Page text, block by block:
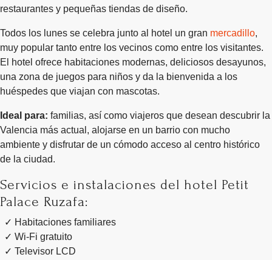
restaurantes y pequeñas tiendas de diseño.
Todos los lunes se celebra junto al hotel un gran mercadillo,
muy popular tanto entre los vecinos como entre los visitantes.
El hotel ofrece habitaciones modernas, deliciosos desayunos,
una zona de juegos para niños y da la bienvenida a los
huéspedes que viajan con mascotas.
Ideal para: familias, así como viajeros que desean descubrir la
Valencia más actual, alojarse en un barrio con mucho
ambiente y disfrutar de un cómodo acceso al centro histórico
de la ciudad.
Servicios e instalaciones del hotel Petit
Palace Ruzafa:
Habitaciones familiares
Wi-Fi gratuito
Televisor LCD